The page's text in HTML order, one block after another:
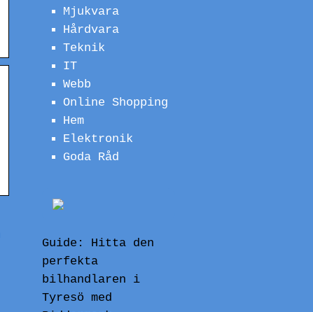
Mjukvara
Hårdvara
Teknik
IT
Webb
Online Shopping
Hem
Elektronik
Goda Råd
Guide: Hitta den
perfekta
bilhandlaren i
Tyresö med